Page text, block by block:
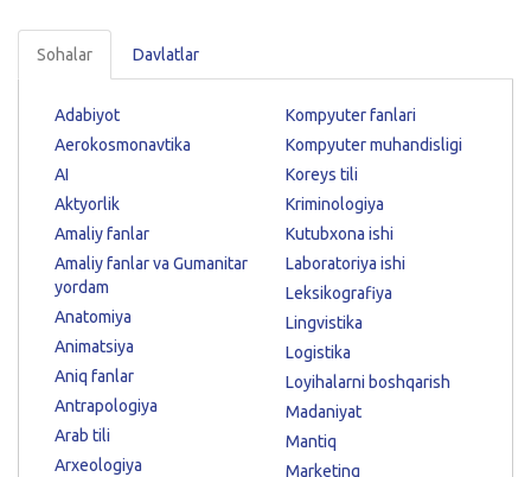
Sohalar Davlatlar
Adabiyot
Aerokosmonavtika
AI
Aktyorlik
Amaliy fanlar
Amaliy fanlar va Gumanitar
yordam
Anatomiya
Animatsiya
Aniq fanlar
Antrapologiya
Arab tili
Arxeologiya
Kompyuter fanlari
Kompyuter muhandisligi
Koreys tili
Kriminologiya
Kutubxona ishi
Laboratoriya ishi
Leksikografiya
Lingvistika
Logistika
Loyihalarni boshqarish
Madaniyat
Mantiq
Marketing